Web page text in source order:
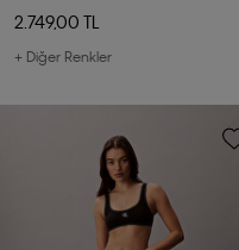
2.749,00 TL
+ Diğer Renkler